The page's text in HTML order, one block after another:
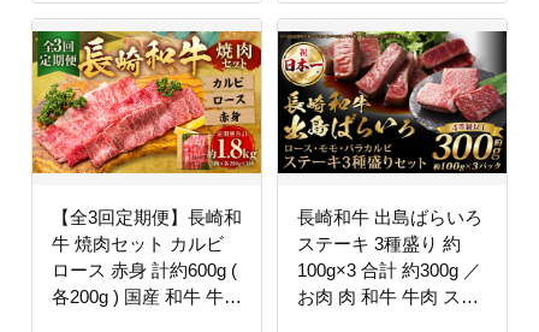
【全3回定期便】長崎和
牛 焼肉セット カルビ
ロース 赤身 計約600g (
各200g ) 国産 和牛 牛肉
長崎和牛 出島ばらいろ
ステーキ 3種盛り 約
100g×3 合計 約300g ／
お肉 肉 和牛 牛肉 ステ